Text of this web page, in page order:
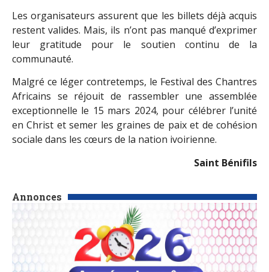
Annonces
Les organisateurs assurent que les billets déjà acquis
restent valides. Mais, ils n’ont pas manqué d’exprimer
leur gratitude pour le soutien continu de la
communauté.
Malgré ce léger contretemps, le Festival des Chantres
Africains se réjouit de rassembler une assemblée
exceptionnelle le 15 mars 2024, pour célébrer l’unité
en Christ et semer les graines de paix et de cohésion
sociale dans les cœurs de la nation ivoirienne.
Saint Bénifils